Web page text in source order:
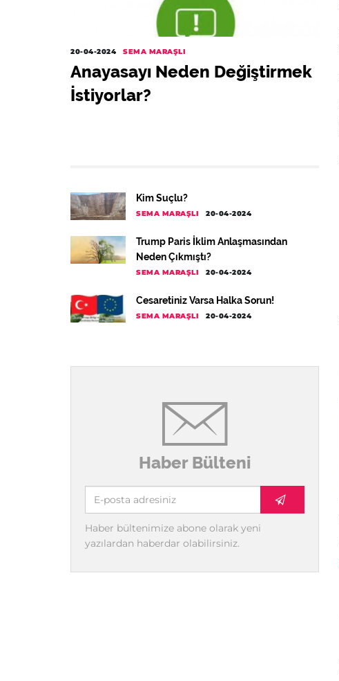
20-04-2024 SEMA MARAŞLI
Anayasayı Neden Değiştirmek
İstiyorlar?
Kim Suçlu?
SEMA MARAŞLI 20-04-2024
Trump Paris İklim Anlaşmasından
Neden Çıkmıştı?
SEMA MARAŞLI 20-04-2024
Cesaretiniz Varsa Halka Sorun!
SEMA MARAŞLI 20-04-2024
Haber Bülteni
Haber bültenimize abone olarak yeni
yazılardan haberdar olabilirsiniz.